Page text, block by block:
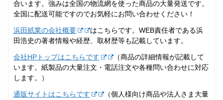
合います。強みは全国の物流網を使った商品の大量発送です。
全国に配送可能ですのでお気軽にお問い合わせください！
浜田紙業の会社概要
はこちらです。WEB責任者である浜
田浩史の著者情報や経歴、取材歴等も記載しています。
会社HPトップはこちらです
（商品の詳細情報が記載して
います。紙製品の大量注文・電話注文や各種問い合わせに対応
します。）
通販サイトはこちらです
（個人様向け商品や法人さま大量